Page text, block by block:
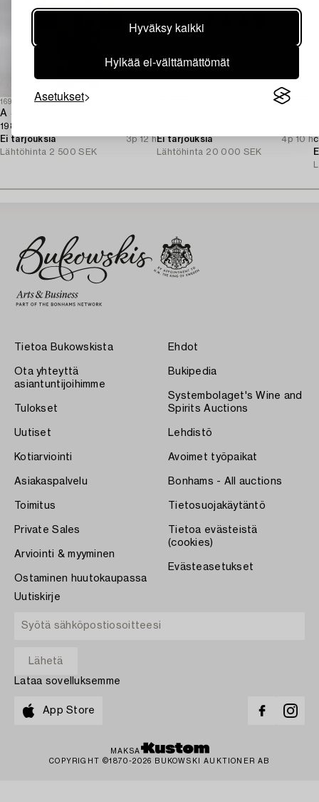
Hyväksy kaikki
Hylkää ei-välttämättömät
Asetukset
1693410
A Japanese brocade kimono,
1980s.
Ei tarjouksia
3p 12 h
Lähtöhinta 2 500 SEK
Ei tarjouksia
4p 10 h
Lähtöhinta 20 000 SEK
Tietoa Bukowskista
Ota yhteyttä
asiantuntijoihimme
Tulokset
Uutiset
Kotiarviointi
Asiakaspalvelu
Toimitus
Private Sales
Arviointi & myyminen
Ostaminen huutokaupassa
Ehdot
Bukipedia
Systembolaget's Wine and
Spirits Auctions
Lehdistö
Avoimet työpaikat
Bonhams - All auctions
Tietosuojakäytäntö
Tietoa evästeistä
(cookies)
Evästeasetukset
Uutiskirje
Lataa sovelluksemme
App Store
MAKSA
COPYRIGHT ©1870-2026 BUKOWSKI AUKTIONER AB